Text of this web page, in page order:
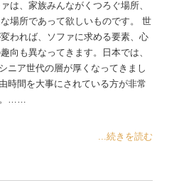
は、家族みんながくつろぐ場所、
場所であって欲しいものです。 世
われば、ソファに求める要素、心
向も異なってきます。日本では、
ニア世代の層が厚くなってきまし
時間を大事にされている方が非常
。……
...続きを読む